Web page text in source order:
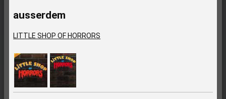
ausserdem
LITTLE SHOP OF HORRORS